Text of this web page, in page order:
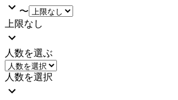
〜
上限なし
人数を選ぶ
人数を選択